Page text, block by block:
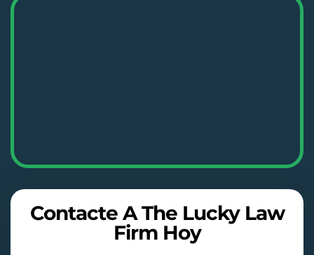
Contacte A The Lucky Law
Firm Hoy